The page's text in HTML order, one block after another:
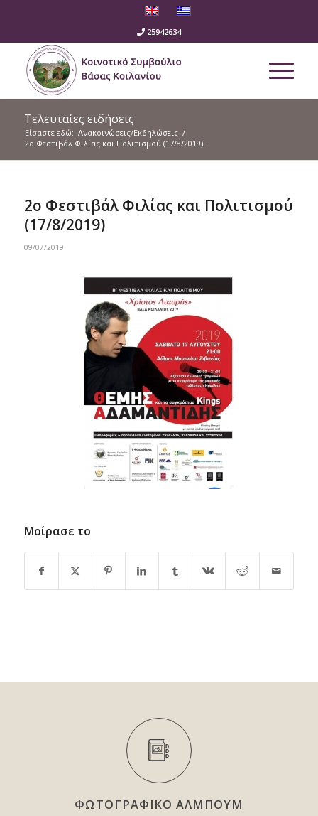
25942634
Τελευταίες ειδήσεις
Είσαστε εδώ: Ανακοινώσεις/Εκδηλώσεις /
2ο Φεστιβάλ Φιλίας και Πολιτισμού (17/8/2019)...
2ο Φεστιβάλ Φιλίας και Πολιτισμού
(17/8/2019)
09/07/2019
Μοίρασε το
ΦΩΤΟΓΡΑΦΙΚΟ ΑΛΜΠΟΥΜ